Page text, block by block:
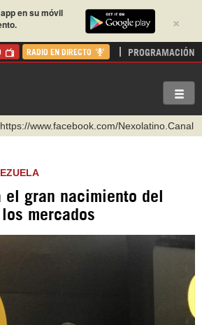
×
en su móvil
RADIO EN DIRECTO PROGRAMACIÓN
https://www.facebook.com/Nexolatino.Canal
http://twitter.com/nexo_latino
https://t.me/hispantvcanal
https://urmedium.com/c/hispantv
el gran nacimiento del
mercados